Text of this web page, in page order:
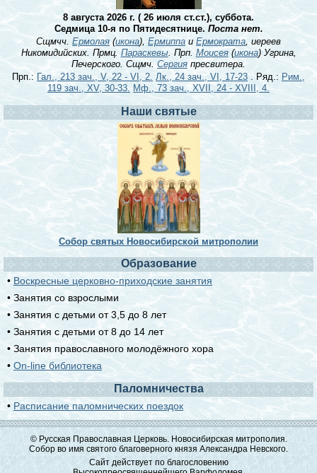
8 августа 2026 г. ( 26 июля ст.ст.), суббота.
Седмица 10-я по Пятидесятнице. Поста нет.
Сщмчч. Ермолая (икона), Ермиппаи Ермократа, иереев
Никомидийских. Прмц.Параскевы. Прп. Моисея(икона) Угрина,
Печерского. Сщмч. Сергия пресвитера.
Прп.: Гал., 213 зач., V, 22 - VI, 2. Лк., 24 зач., VI, 17-23 . Ряд.: Рим.,
119 зач., XV, 30-33. Мф., 73 зач., XVII, 24 - XVIII, 4.
Наши святые
Собор святых Новосибирской митрополии
Образование
• Воскресные церковно-приходские занятия
• Занятия со взрослыми
• Занятия с детьми от 3,5 до 8 лет
• Занятия с детьми от 8 до 14 лет
• Занятия православного молодёжного хора
• On-line библиотека
Паломничества
• Расписание паломнических поездок
© Русская Православная Церковь. Новосибирская митрополия.
Собор во имя святого благоверного князя Александра Невского.
Сайт действует по благословению